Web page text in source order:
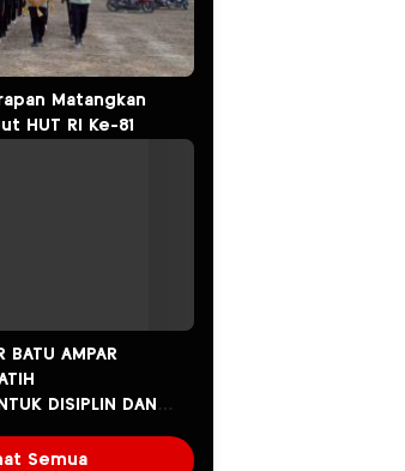
Matangkan
HUT RI Ke-81
BATU AMPAR
DISIPLIN DAN
Semua